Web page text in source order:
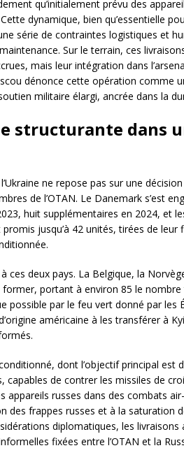
qu’initialement prévu des
dynamique, bien qu’essentielle
série de contraintes logistiques et
Sur le terrain, ces
mais leur intégration dans
dénonce cette opération comme
militaire élargi, ancrée dans la
structurante dans
ne repose pas sur une
de l’OTAN. Le Danemark s’est
huit supplémentaires en 2024, et
jusqu’à 42 unités, tirées de
ces deux pays. La Belgique, la
portant à environ 85 le
possible par le feu vert donné par les
américaine à les transférer à
dont l’objectif principal est
de contrer les missiles de
appareils russes dans des combats
des frappes russes et à la saturation
diplomatiques, les
fixées entre l’OTAN et la